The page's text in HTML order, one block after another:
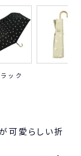
ック
可愛らしい折